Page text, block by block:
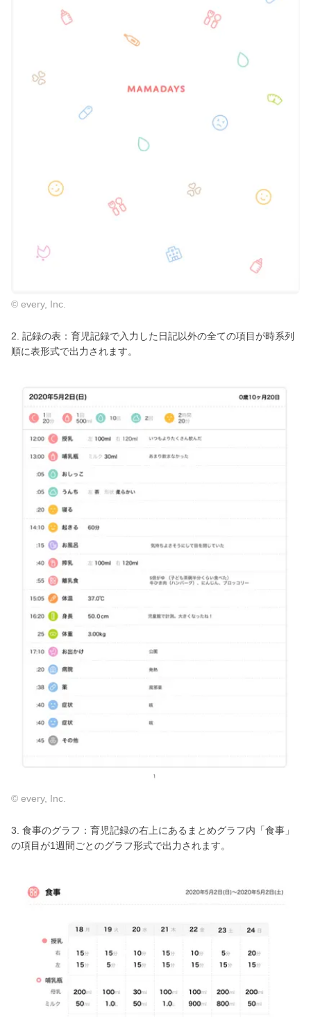
© every, Inc.
2. 記録の表：育児記録で入力した日記以外の全ての項目が時系列
順に表形式で出力されます。
© every, Inc.
3. 食事のグラフ：育児記録の右上にあるまとめグラフ内「食事」
の項目が1週間ごとのグラフ形式で出力されます。